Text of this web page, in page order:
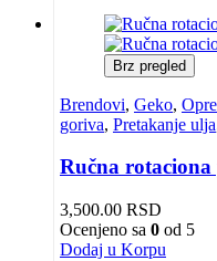
Brz pregled
Brendovi, Geko,
goriva, Pretakanje ulja
Ručna
3,500.00 RSD
Ocenjeno sa 0 od 5
Dodaj u Korpu